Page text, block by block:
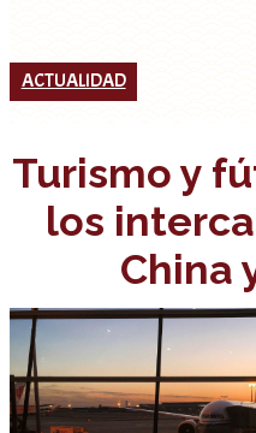
ACTUALIDAD
Turismo y
los
China